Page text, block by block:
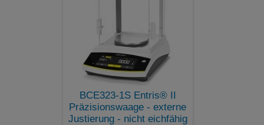
BCE323-1S Entris® II
Präzisionswaage - externe
Justierung - nicht eichfähig